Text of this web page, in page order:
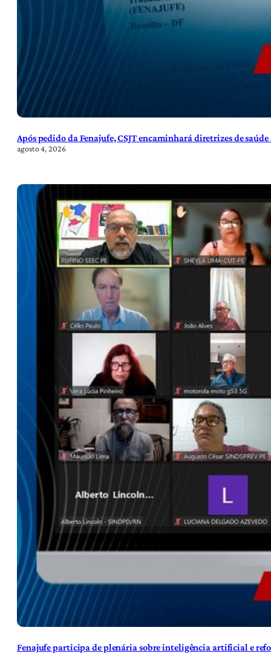
Após pedido da Fenajufe, CSJT encaminhará diretrizes de
agosto 4, 2026
Fenajufe participa de plenária sobre inteligência artificial e